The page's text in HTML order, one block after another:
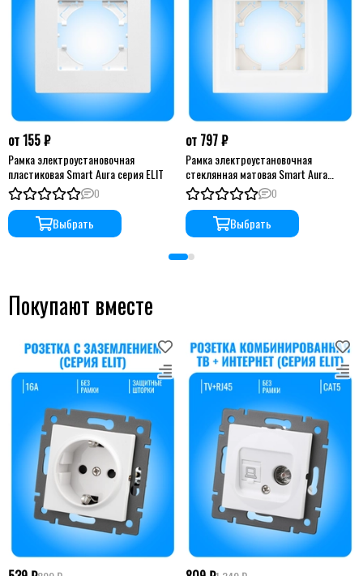
от 155 ₽
Рамка электроустановочная
пластиковая Smart Aura серия ELIT
0
Выбрать
от 797 ₽
Рамка электроустановочная
стеклянная матовая Smart Aura
серия ELIT
0
Выбрать
Покупают вместе